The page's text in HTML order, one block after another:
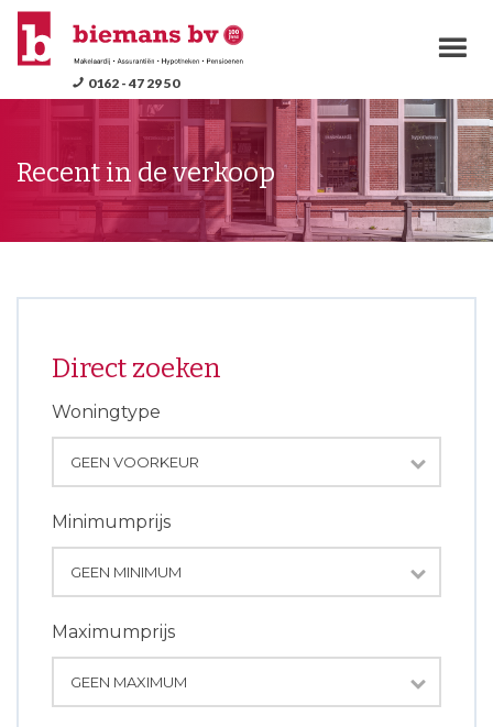
0162 - 47 29 50
Recent in de verkoop
Direct zoeken
Woningtype
Minimumprijs
Maximumprijs